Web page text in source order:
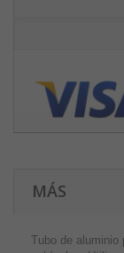
MÁS
Tubo de aluminio